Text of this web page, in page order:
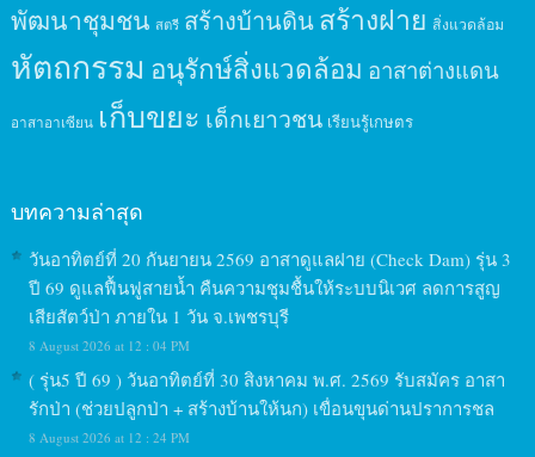
พัฒนาชุมชน สตรี สร้างบ้านดินสร้างฝาย สิ่งแวดล้อม
หัตถกรรม อนุรักษ์สิ่งแวดล้อม อาสาต่างแดน
อาสาอาเซียน เก็บขยะ เด็กเยาวชน เรียนรู้เกษตร
บทความล่าสุด
วันอาทิตย์ที่ 20 กันยายน 2569 อาสาดูแลฝาย (Check Dam) รุ่น 3
ปี 69 ดูแลฟื้นฟูสายน้ำ คืนความชุมชื้นให้ระบบนิเวศ ลดการสูญ
เสียสัตว์ป่า ภายใน 1 วัน จ.เพชรบุรี
8 August 2026 at 12 : 04 PM
( รุ่น5 ปี 69 ) วันอาทิตย์ที่ 30 สิงหาคม พ.ศ. 2569 รับสมัคร อาสา
รักป่า (ช่วยปลูกป่า + สร้างบ้านให้นก) เขื่อนขุนด่านปราการชล
8 August 2026 at 12 : 24 PM